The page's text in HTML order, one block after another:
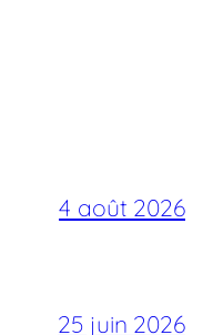
4 août 2026
25 juin 2026